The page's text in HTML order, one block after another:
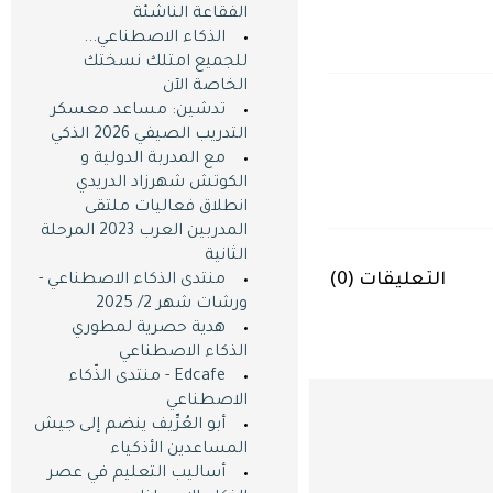
التعليقات (0
)
الفقاعة الناشئة
الذكاء الاصطناعي...
للجميع امتلك نسختك
الخاصة اﻵن
تدشين: مساعد معسكر
التدريب الصيفي 2026 الذكي
مع المدربة الدولية و
الكوتش شهرزاد الدريدي
انطلاق فعاليات ملتقى
المدربين العرب 2023 المرحلة
الثانية
منتدى الذكاء الاصطناعي -
ورشات شهر 2/ 2025
هدية حصرية لمطوري
الذكاء الاصطناعي
Edcafe - منتدى الذّكاء
الاصطناعي
أبو العُرِّيف ينضم إلى جيش
المساعدين اﻷذكياء
أساليب التعليم في عصر